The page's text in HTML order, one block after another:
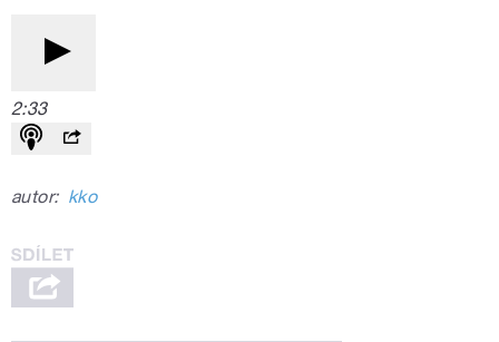
2:33
autor: kko